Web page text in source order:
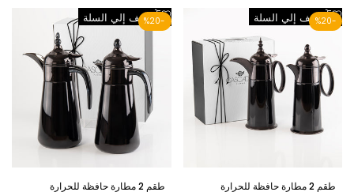
-
20
%
اضف إلي السلةاضف
الي
قائمة
الرغبات
طقم 2 مطارة حافظة للحرارة
-
20
%
اضف إلي السلة
اضف
الي
الرغبات
طقم 2 مطارة حافظة للحرارة